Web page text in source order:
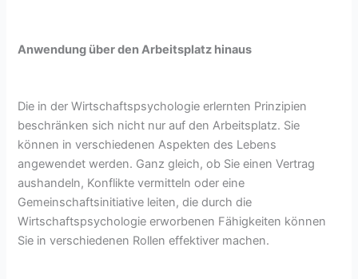
Anwendung über den Arbeitsplatz hinaus
Die in der Wirtschaftspsychologie erlernten Prinzipien
beschränken sich nicht nur auf den Arbeitsplatz. Sie
können in verschiedenen Aspekten des Lebens
angewendet werden. Ganz gleich, ob Sie einen Vertrag
aushandeln, Konflikte vermitteln oder eine
Gemeinschaftsinitiative leiten, die durch die
Wirtschaftspsychologie erworbenen Fähigkeiten können
Sie in verschiedenen Rollen effektiver machen.